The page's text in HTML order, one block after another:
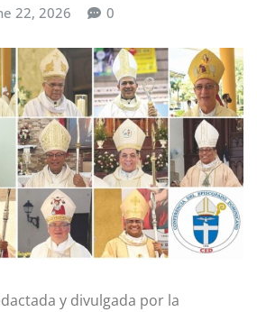
22, 2026 0
y divulgada por la